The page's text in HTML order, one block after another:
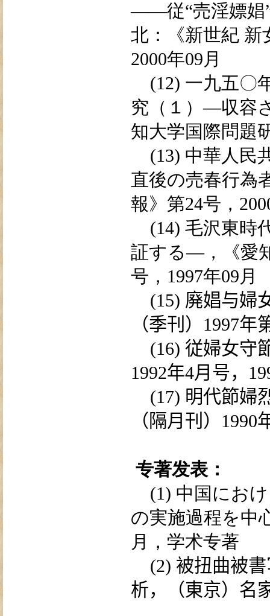
——従“売淫嫖娼
北：《新世紀 新
2000年09月
(12) 一九五〇
究（１）―収容
知大学国 際問題
(13) 中華人民
直後の売春行為
報》第24号，
(14) 毛沢東時
証する―，《愛
号， 1997年09月
(15) 廃娼与婦
（季刊） 1997年
(16) 従婦女守
1992年4月号，
(17) 明代節婦
（隔月刊） 1990
专著发表：
(1) 中国にお
の実施過程を中
月，学术专著
(2) 被扭曲被書
析，（東京）名